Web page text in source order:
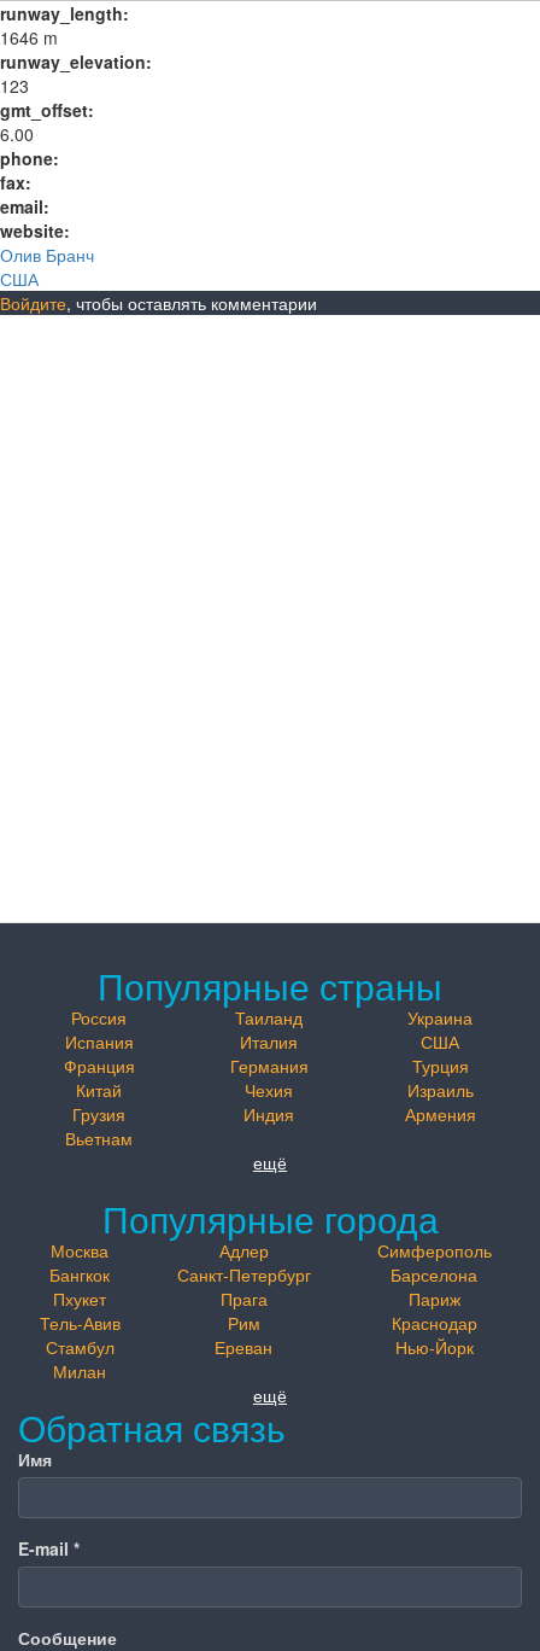
runway_length:
1646 m
runway_elevation:
123
gmt_offset:
6.00
phone:
fax:
email:
website:
Олив Бранч
США
Войдите, чтобы оставлять комментарии
Популярные страны
Россия Таиланд
Украина
Испания
Италия
США
Франция
Германия
Турция
Китай
Чехия
Израиль
Грузия
Индия
Армения
Вьетнам
ещё
Популярные города
Москва Адлер
Симферополь
Бангкок
Санкт-Петербург
Барселона
Пхукет
Прага
Париж
Тель-Авив
Рим
Краснодар
Стамбул
Ереван
Нью-Йорк
Милан
ещё
Обратная связь
Имя
E-mail *
Сообщение